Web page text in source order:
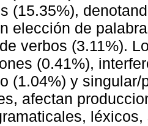
(15.35%),
elección de
verbos (3.11%).
(0.41%),
(1.04%) y
afectan